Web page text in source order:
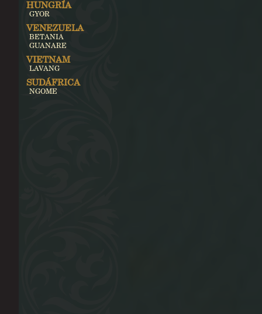
HUNGRÍA
GYOR
VENEZUELA
BETANIA
GUANARE
VIETNAM
LAVANG
SUDÁFRICA
NGOME